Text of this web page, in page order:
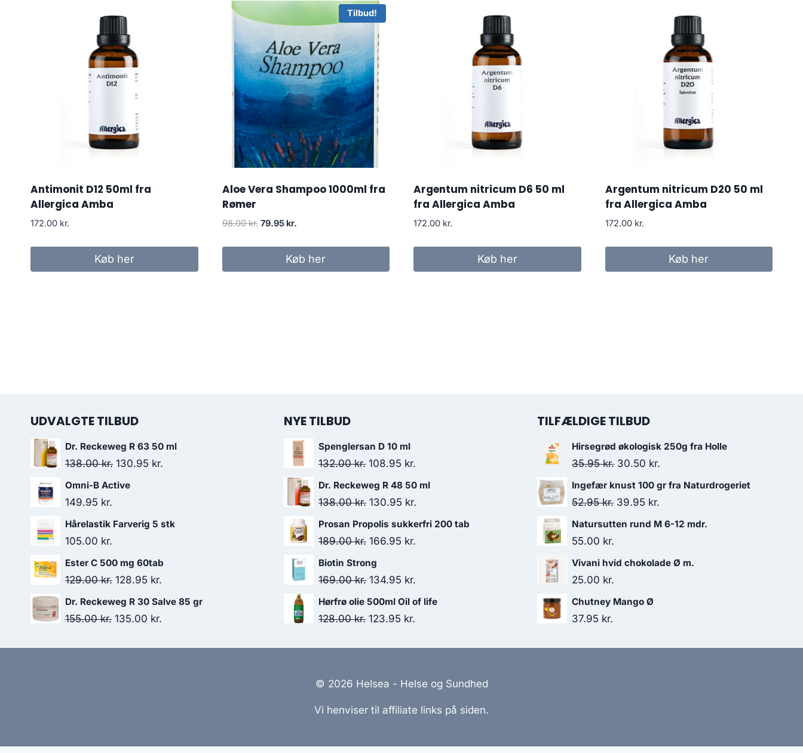
Antimonit D12 50ml fra
Allergica Amba
172.00 kr.
Køb her
Tilbud!
Aloe Vera Shampoo 1000ml fra
Rømer
98.00kr. Den
pris
79.95 kr.Den
pris
er:
Køb her
Argentum nitricum D6 50 ml
fra Allergica Amba
172.00 kr.
Køb her
Argentum nitricum D20 50 ml
fra Allergica Amba
172.00 kr.
Køb her
UDVALGTE TILBUD
Dr. Reckeweg R 63 50 ml
138.00kr. Den
oprindelige
130.95 kr.
Omni-B Active
149.95 kr.
Hårelastik Farverig 5 stk
105.00 kr.
Ester C 500 mg 60tab
129.00kr. Den
oprindelige
pris
129.00 kr..
128.95 kr.
aktuelle
128.95 kr..
Dr. Reckeweg R 30 Salve 85 gr
155.00kr. Den
135.00 kr.
NYE TILBUD
Spenglersan D 10 ml
132.00kr. Den
oprindelige
pris
132.00 kr..
108.95 kr.
aktuelle
Dr. Reckeweg R 48 50 ml
138.00kr. Den
oprindelige
pris
138.00 kr..
130.95 kr.
aktuelle
Prosan Propolis sukkerfri 200 tab
189.00kr. Den
oprindelige
pris
189.00 kr..
166.95 kr.
Biotin Strong
169.00kr. Den
oprindelige
pris
169.00 kr..
134.95 kr.
aktuelle
134.95 kr..
Hørfrø olie 500ml Oil of life
128.00kr. Den
128.00 kr..
123.95 kr.
123.95 kr..
TILFÆLDIGE TILBUD
Hirsegrød økologisk 250g fra Holle
35.95kr. Den
oprindelige
pris
30.50 kr.
aktuelle
Ingefær knust 100 gr fra Naturdrogeriet
52.95kr. Den
oprindelige
39.95 kr.
aktuelle
Natursutten rund M 6-12 mdr.
55.00 kr.
Vivani hvid chokolade Ø m.
25.00 kr.
Chutney Mango Ø
37.95 kr.
© 2026 Helsea - Helse og Sundhed
Vi henviser til affiliate links på siden.